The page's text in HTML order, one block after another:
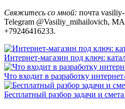
Свяжитесь со мной: почта
Telegram @Vasiliy_mihailovich,
+79246416233.
Интернет-магазин под ключ:
Что входит в разработку
Бесплатный разбор задачи и